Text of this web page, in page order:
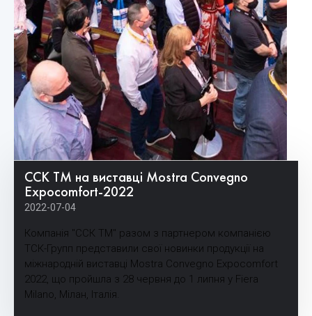
ССК ТМ на виставці Mostra Convegno
Expocomfort-2022
2022-07-04
Компанія "ССК ТМ" разом з партнером компанією
ТСК-Групп представили свої новинки продукції на
міжнародній виставці Mostra Convegno Expocomfort
2022, що пройшла з 28 червня до 1 липня у Fiera
Milano, Мілан, Італія.